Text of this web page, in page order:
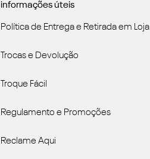
informações úteis
Política de Entrega e Retirada em Loja
Trocas e Devolução
Troque Fácil
Regulamento e Promoções
Reclame Aqui